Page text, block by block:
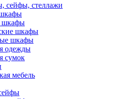
сейфы, стеллажи
шкафы
шкафы
шкафы
одежды
сумок
мебель